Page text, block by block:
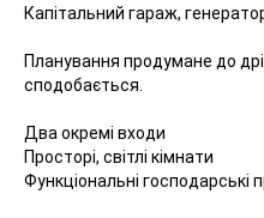
Капітальний гараж,
Планування продумане до
сподобається.
Два окремі входи
Просторі, світлі кімнати
Функціональні господарські